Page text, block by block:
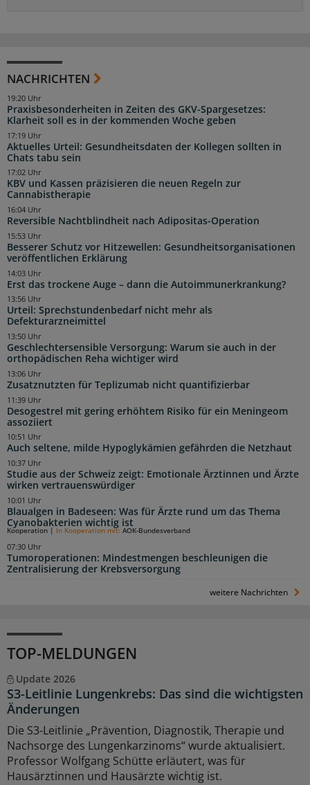
NACHRICHTEN
Praxisbesonderheiten in Zeiten des GKV-Spargesetzes:
Klarheit soll es in der kommenden Woche geben
19:20 Uhr
Aktuelles Urteil: Gesundheitsdaten der Kollegen sollten in
Chats tabu sein
17:19 Uhr
KBV und Kassen präzisieren die neuen Regeln zur
Cannabistherapie
17:02 Uhr
Reversible Nachtblindheit nach Adipositas-Operation
16:04 Uhr
Besserer Schutz vor Hitzewellen: Gesundheitsorganisationen
veröffentlichen Erklärung
15:53 Uhr
Erst das trockene Auge – dann die Autoimmunerkrankung?
14:03 Uhr
Urteil: Sprechstundenbedarf nicht mehr als
Defekturarzneimittel
13:56 Uhr
Geschlechtersensible Versorgung: Warum sie auch in der
orthopädischen Reha wichtiger wird
13:50 Uhr
Zusatznutzten für Teplizumab nicht quantifizierbar
13:06 Uhr
Desogestrel mit gering erhöhtem Risiko für ein Meningeom
assoziiert
11:39 Uhr
Auch seltene, milde Hypoglykämien gefährden die Netzhaut
10:51 Uhr
Studie aus der Schweiz zeigt: Emotionale Ärztinnen und Ärzte
wirken vertrauenswürdiger
10:37 Uhr
Blaualgen in Badeseen: Was für Ärzte rund um das Thema
Cyanobakterien wichtig ist
10:01 Uhr
Tumoroperationen: Mindestmengen beschleunigen die
Zentralisierung der Krebsversorgung
Kooperation | In Kooperation mit: AOK-Bundesverband
07:30 Uhr
weitere Nachrichten
TOP-MELDUNGEN
Update 2026
S3-Leitlinie Lungenkrebs: Das sind die wichtigsten
Änderungen
Die S3-Leitlinie „Prävention, Diagnostik, Therapie und
Nachsorge des Lungenkarzinoms“ wurde aktualisiert.
Professor Wolfgang Schütte erläutert, was für
Hausärztinnen und Hausärzte wichtig ist.